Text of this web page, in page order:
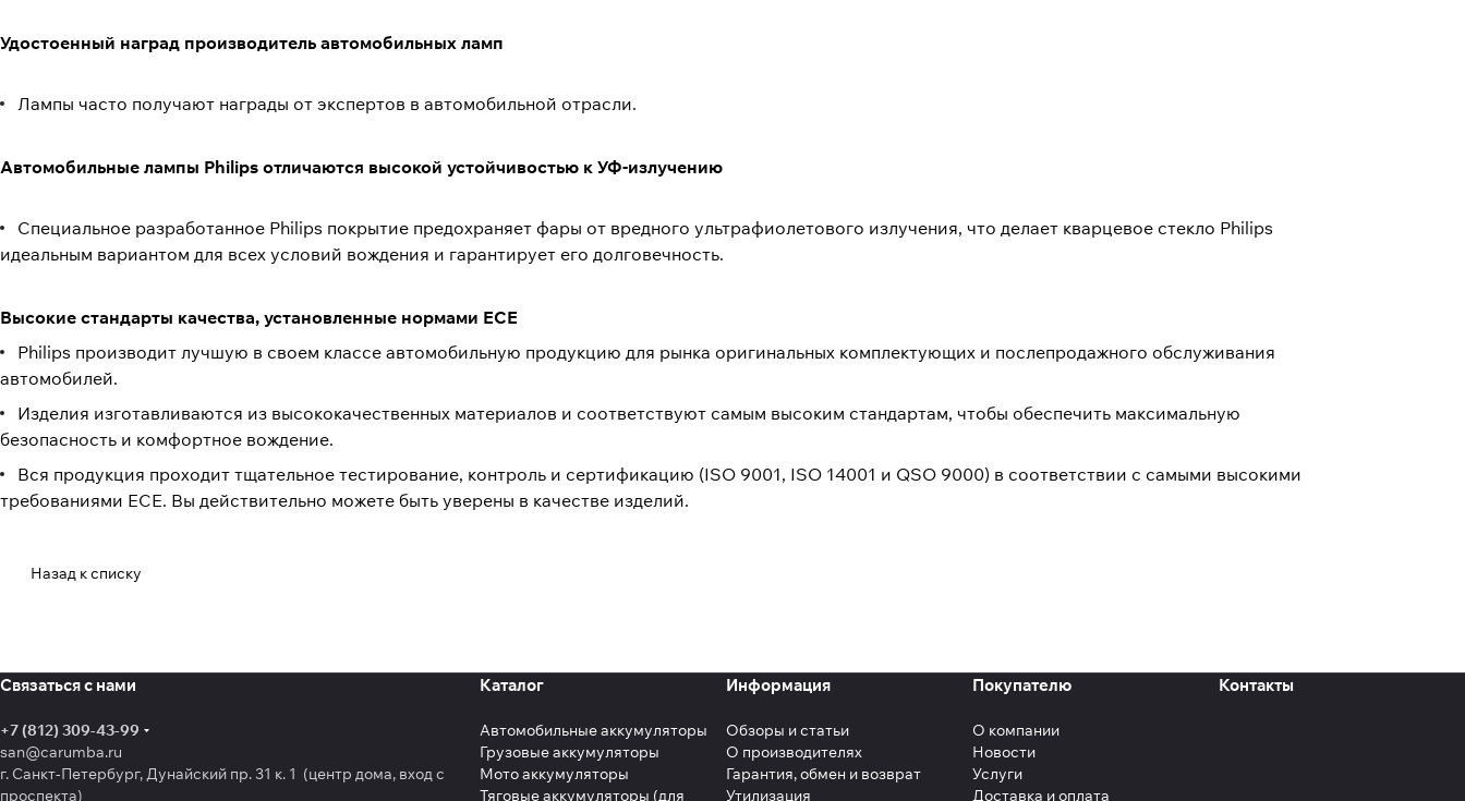
Удостоенный наград производитель автомобильных ламп
Лампы часто получают награды от экспертов в автомобильной отрасли.
Автомобильные лампы Philips отличаются высокой устойчивостью к УФ-излучению
Специальное разработанное Philips покрытие предохраняет фары от вредного ультрафиолетового излучения, что делает кварцевое стекло Philips
идеальным вариантом для всех условий вождения и гарантирует его долговечность.
Высокие стандарты качества, установленные нормами ECE
Philips производит лучшую в своем классе автомобильную продукцию для рынка оригинальных комплектующих и послепродажного обслуживания
автомобилей.
Изделия изготавливаются из высококачественных материалов и соответствуют самым высоким стандартам, чтобы обеспечить максимальную
безопасность и комфортное вождение.
Вся продукция проходит тщательное тестирование, контроль и сертификацию (ISO 9001, ISO 14001 и QSO 9000) в соответствии с самыми высокими
требованиями ECE. Вы действительно можете быть уверены в качестве изделий.
Назад к списку
Связаться с нами
+7 (812) 309-43-99
san@carumba.ru
г. Санкт-Петербург, Дунайский пр. 31 к. 1 (центр дома, вход с
проспекта)
Каталог
Автомобильные аккумуляторы
Грузовые аккумуляторы
Мото аккумуляторы
Тяговые аккумуляторы (для
Информация
Обзоры и статьи
О производителях
Гарантия, обмен и возврат
Утилизация
Покупателю
О компании
Новости
Услуги
Доставка и оплата
Контакты